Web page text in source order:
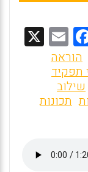
F
a
ce
b
o
k
E
m
l
הוראה
תפקיד
שילוב
תכונות